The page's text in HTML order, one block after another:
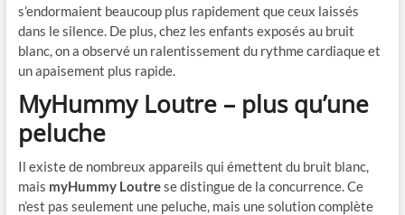
s’endormaient beaucoup plus rapidement que ceux laissés
dans le silence. De plus, chez les enfants exposés au bruit
blanc, on a observé un ralentissement du rythme cardiaque et
un apaisement plus rapide.
MyHummyLoutre – plus qu’une
peluche
Il existe de nombreux appareils qui émettent du bruit blanc,
mais myHummyLoutrese distingue de la concurrence. Ce
n’est pas seulement une peluche, mais une solution complète